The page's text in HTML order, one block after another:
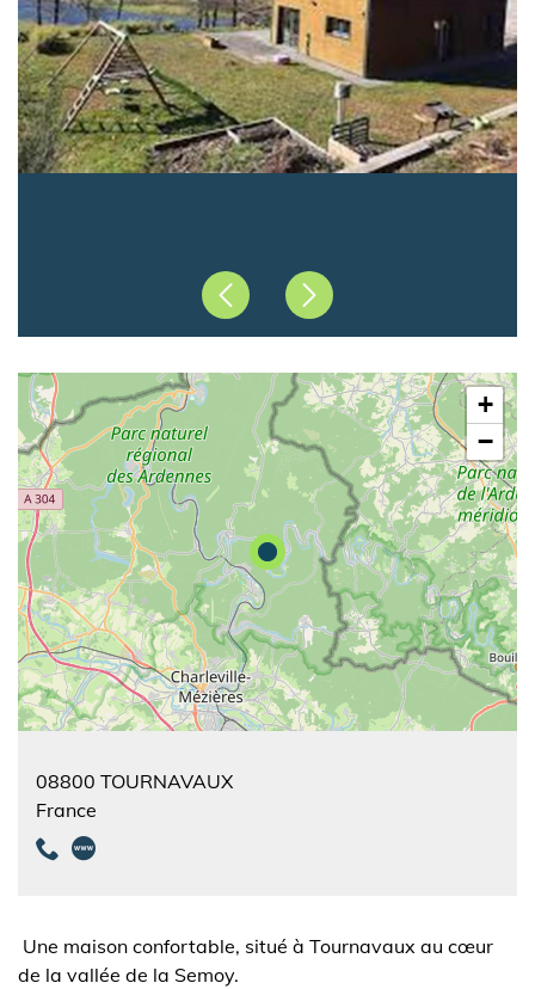
PrécédentSuivant
+
−
08800 TOURNAVAUX
France
Une maison confortable, situé à Tournavaux au cœur
de la vallée de la Semoy.